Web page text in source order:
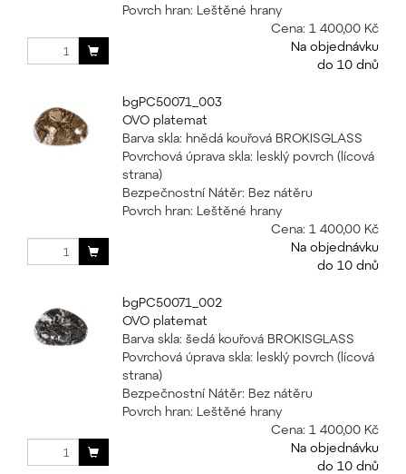
Povrch hran: Leštěné hrany
Cena: 1 400,00 Kč
Na objednávku
do 10 dnů
bgPC50071_003
OVO platemat
Barva skla: hnědá kouřová BROKISGLASS
Povrchová úprava skla: lesklý povrch (lícová
strana)
Bezpečnostní Nátěr: Bez nátěru
Povrch hran: Leštěné hrany
Cena: 1 400,00 Kč
Na objednávku
do 10 dnů
bgPC50071_002
OVO platemat
Barva skla: šedá kouřová BROKISGLASS
Povrchová úprava skla: lesklý povrch (lícová
strana)
Bezpečnostní Nátěr: Bez nátěru
Povrch hran: Leštěné hrany
Cena: 1 400,00 Kč
Na objednávku
do 10 dnů